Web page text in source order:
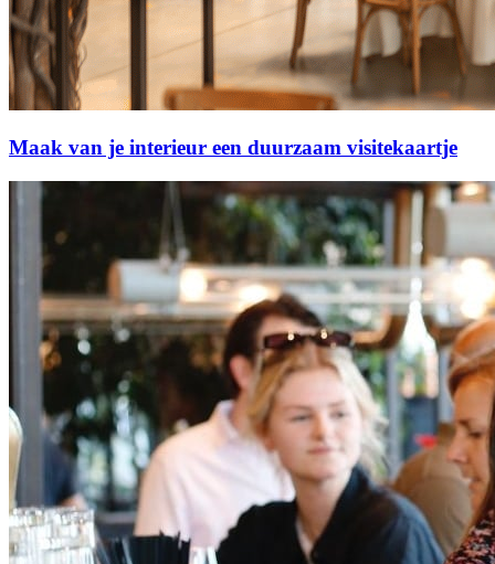
Maak van je interieur een duurzaam visitekaartje